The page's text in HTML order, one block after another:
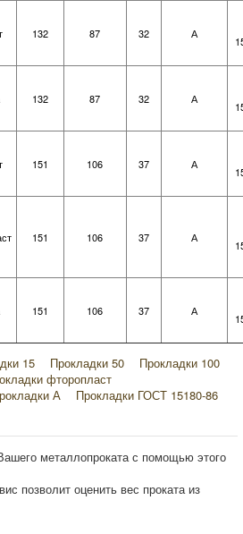
132 87 32 А
132 87 32 А
151 106 37 А
151 106 37 А
151 106 37 А
15 Прокладки 50
Прокладки 100
фторопласт
А Прокладки ГОСТ 15180-86
металлопроката с помощью этого
позволит оценить вес проката из